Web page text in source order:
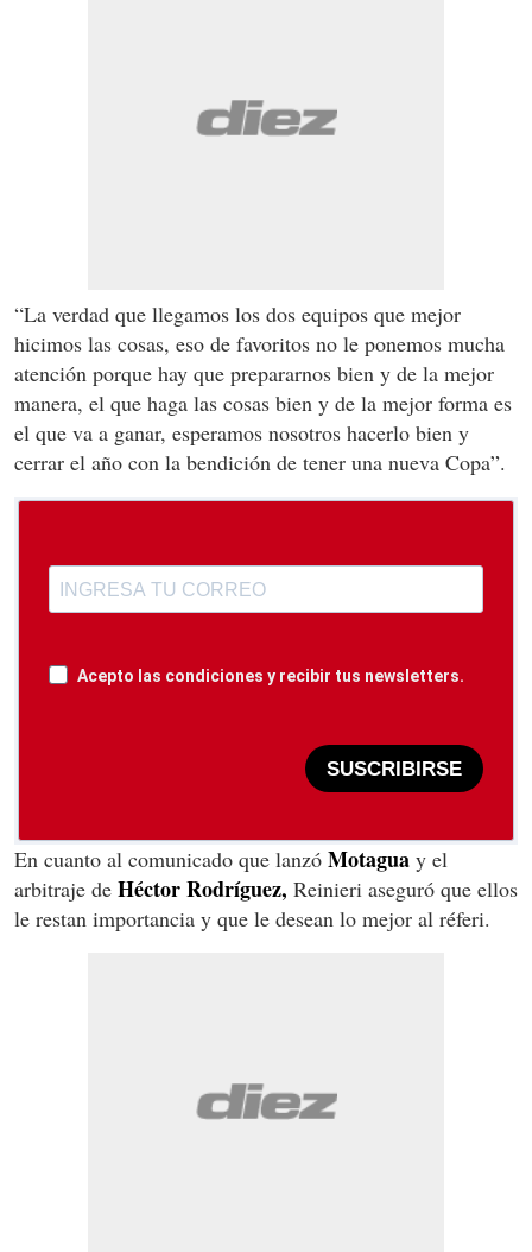
“La verdad que llegamos los dos equipos que mejor
hicimos las cosas, eso de favoritos no le ponemos mucha
atención porque hay que prepararnos bien y de la mejor
manera, el que haga las cosas bien y de la mejor forma es
el que va a ganar, esperamos nosotros hacerlo bien y
cerrar el año con la bendición de tener una nueva Copa”.
Acepto las condiciones y recibir tus newsletters.
SUSCRIBIRSE
En cuanto al comunicado que lanzó Motagua y el
arbitraje de Héctor Rodríguez, Reinieri aseguró que ellos
le restan importancia y que le desean lo mejor al réferi.